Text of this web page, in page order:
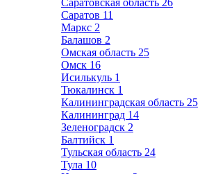
Саратовская область 26
Саратов 11
Маркс 2
Балашов 2
Омская область 25
Омск 16
Исилькуль 1
Тюкалинск 1
Калининградская область 25
Калининград 14
Зеленоградск 2
Балтийск 1
Тульская область 24
Тула 10